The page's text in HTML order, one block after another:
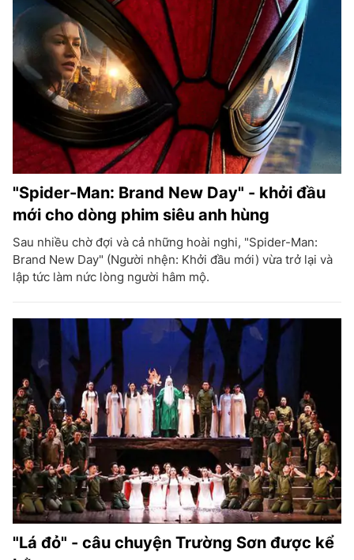
"Spider-Man: Brand New Day" - khởi đầu
mới cho dòng phim siêu anh hùng
Sau nhiều chờ đợi và cả những hoài nghi, "Spider-Man:
Brand New Day" (Người nhện: Khởi đầu mới) vừa trở lại và
lập tức làm nức lòng người hâm mộ.
"Lá đỏ" - câu chuyện Trường Sơn được kể